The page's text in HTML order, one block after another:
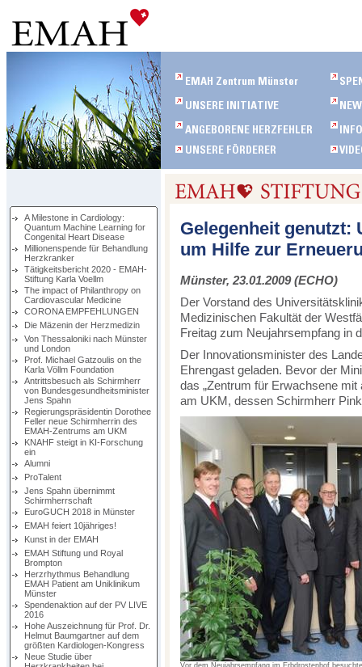
A Milestone in Cardiology:
Quantum Machine Learning for
Congenital Heart Disease
Millionenspende für Behandlung
Herzkranker
Tätigkeitsbericht 2020 - EMAH-
Stiftung Karla Voellm
The impact of Philanthropy on
Cardiovascular Medicine
CORONA EMPFEHLUNGEN
Die Mäzenin der Herzmedizin
Von Thessaloniki nach Münster
und London
Prof. Michael Gatzoulis on the
Karla Völlm Foundation
Antrittsbesuch als Schirmherr
von Bundesgesundheitsminister
Jens Spahn
Regierungspräsidentin Dorothee
Feller neue Schirmherrin des
EMAH-Zentrums am UKM
KNAHF steigt in KI-Forschung
ein
Alumni
ProTalent
Jens Spahn übernimmt
Schirmherrschaft
EuroGUCH 2018 in Münster
EMAH feiert 10jähriges!
Kunst in der EMAH
EMAH Stiftung und Royal
Brompton
Herzrhythmus Behandlung
EMAH Patient am Uniklinikum
Münster
Spendenaktion auf der PV LIVE
2016
Hohe Auszeichnung für Prof. Dr.
Helmut Baumgartner auf dem
größten Kardiologen-Kongress
Neue Studie über
Gelegenheit genutzt:
um Hilfe zur
Münster, 23.01.2009 (ECHO)
Der Vorstand des
Medizinischen Fakultät der
Freitag zum Neujahrsempfang in
Der Innovationsminister des
Ehrengast geladen. Bevor der
das „Zentrum für Erwachsene
am UKM, dessen Schirmherr
Vor dem Neujahrsempfang im Erbdrostenhof